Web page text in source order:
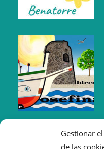
Gestionar
de las